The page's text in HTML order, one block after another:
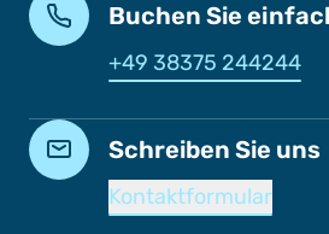
Buchen Sie
+49 38375 244244
Schreiben Sie uns
Kontaktformular